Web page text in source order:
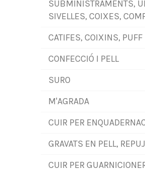
SUBMINISTRAMENTS,
SIVELLES, COIXES,
CATIFES, COIXINS, PUFF
CONFECCIÓ I PELL
SURO
M'AGRADA
CUIR PER
GRAVATS EN PELL,
CUIR PER